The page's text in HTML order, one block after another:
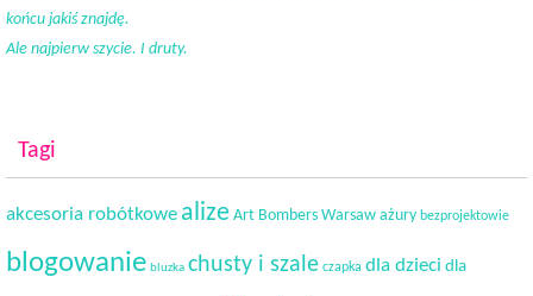
końcu jakiś znajdę.
Ale najpierw szycie. I druty.
Tagi
akcesoria robótkowe alize Art Bombers Warsaw ażury bezprojektowie
blogowanie bluzka chusty i szale czapka dla dzieci dla